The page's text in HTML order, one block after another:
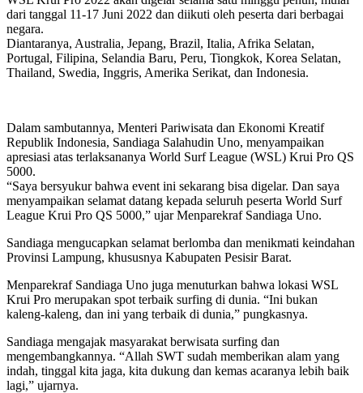
dari tanggal 11-17 Juni 2022 dan diikuti oleh peserta dari berbagai
negara.
Diantaranya, Australia, Jepang, Brazil, Italia, Afrika Selatan,
Portugal, Filipina, Selandia Baru, Peru, Tiongkok, Korea Selatan,
Thailand, Swedia, Inggris, Amerika Serikat, dan Indonesia.
Dalam sambutannya, Menteri Pariwisata dan Ekonomi Kreatif
Republik Indonesia, Sandiaga Salahudin Uno, menyampaikan
apresiasi atas terlaksananya World Surf League (WSL) Krui Pro QS
5000.
“Saya bersyukur bahwa event ini sekarang bisa digelar. Dan saya
menyampaikan selamat datang kepada seluruh peserta World Surf
League Krui Pro QS 5000,” ujar Menparekraf Sandiaga Uno.
Sandiaga mengucapkan selamat berlomba dan menikmati keindahan
Provinsi Lampung, khususnya Kabupaten Pesisir Barat.
Menparekraf Sandiaga Uno juga menuturkan bahwa lokasi WSL
Krui Pro merupakan spot terbaik surfing di dunia. “Ini bukan
kaleng-kaleng, dan ini yang terbaik di dunia,” pungkasnya.
Sandiaga mengajak masyarakat berwisata surfing dan
mengembangkannya. “Allah SWT sudah memberikan alam yang
indah, tinggal kita jaga, kita dukung dan kemas acaranya lebih baik
lagi,” ujarnya.